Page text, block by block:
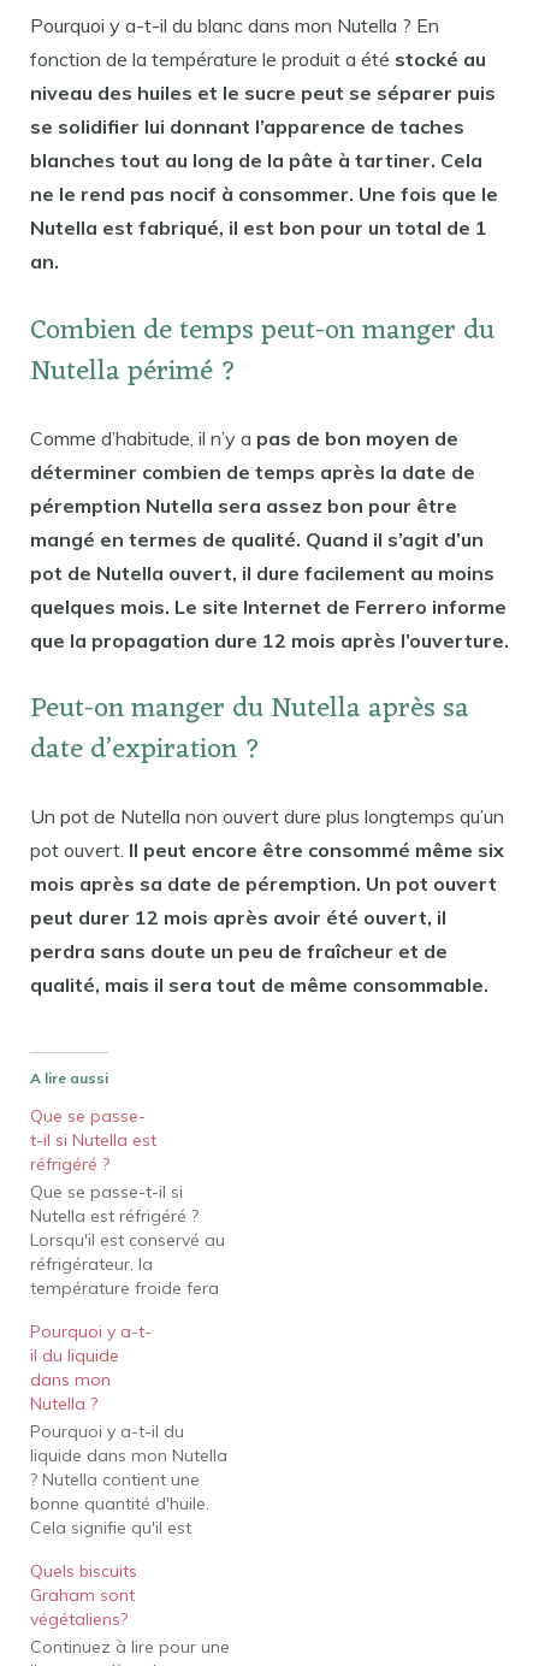
Pourquoi y a-t-il du blanc dans mon Nutella ? En
fonction de la température le produit a été stocké au
niveau des huiles et le sucre peut se séparer puis
se solidifier lui donnant l’apparence de taches
blanches tout au long de la pâte à tartiner. Cela
ne le rend pas nocif à consommer. Une fois que le
Nutella est fabriqué, il est bon pour un total de 1
an.
Combien de temps peut-on manger du
Nutella périmé ?
Comme d’habitude, il n’y a pas de bon moyen de
déterminer combien de temps après la date de
péremption Nutella sera assez bon pour être
mangé en termes de qualité. Quand il s’agit d’un
pot de Nutella ouvert, il dure facilement au moins
quelques mois. Le site Internet de Ferrero informe
que la propagation dure 12 mois après l’ouverture.
Peut-on manger du Nutella après sa
date d’expiration ?
Un pot de Nutella non ouvert dure plus longtemps qu’un
pot ouvert. Il peut encore être consommé même six
mois après sa date de péremption. Un pot ouvert
peut durer 12 mois après avoir été ouvert, il
perdra sans doute un peu de fraîcheur et de
qualité, mais il sera tout de même consommable.
A lire aussi
Que se passe-
t-il si Nutella est
réfrigéré ?
Que se passe-t-il si
Nutella est réfrigéré ?
Lorsqu'il est conservé au
réfrigérateur, la
température froide fera
que la texture ne sera
plus tartinable. Une fois
que le Nutella est
conservé au
réfrigérateur, vous ne
devriez plus le remettre
dans le garde-manger.
Les bouteilles de…
Pourquoi y a-t-
il du liquide
dans mon
Nutella ?
Pourquoi y a-t-il du
liquide dans mon Nutella
? Nutella contient une
bonne quantité d'huile.
Cela signifie qu'il est
La présence d'huile dans
le Nutella signifie
également qu'une partie
de celle-ci pourrait se
Quels biscuits
Graham sont
végétaliens?
Continuez à lire pour une